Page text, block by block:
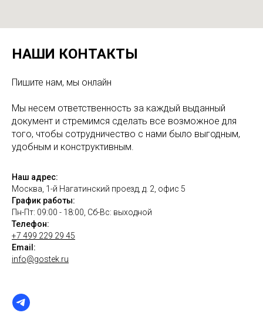
НАШИ КОНТАКТЫ
Пишите нам, мы онлайн
Мы несем ответственность за каждый выданный
документ и стремимся сделать все возможное для
того, чтобы сотрудничество с нами было выгодным,
удобным и конструктивным.
Наш адрес:
Москва, 1-й Нагатинский проезд, д. 2, офис 5
График работы:
Пн-Пт: 09:00 - 18:00, Сб-Вс: выходной
Телефон:
+7 499 229 29 45
Email:
info@gostek.ru